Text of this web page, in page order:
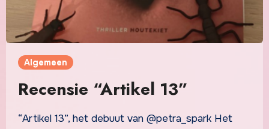
Algemeen
Recensie “Artikel 13”
“Artikel 13”, het debuut van @petra_spark Het